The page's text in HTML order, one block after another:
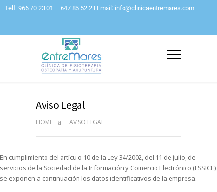
Telf: 966 70 23 01 – 647 85 52 23 Email: info@clinicaentremares.com
Aviso Legal
HOME AVISO LEGAL
En cumplimiento del artículo 10 de la Ley 34/2002, del 11 de julio, de
servicios de la Sociedad de la Información y Comercio Electrónico (LSSICE)
se exponen a continuación los datos identificativos de la empresa.